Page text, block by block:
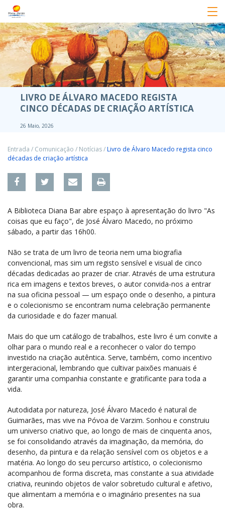
LIVRO DE ÁLVARO MACEDO REGISTA
CINCO DÉCADAS DE CRIAÇÃO ARTÍSTICA
26 Maio, 2026
Entrada / Comunicação / Notícias/Livro de Álvaro Macedo regista cinco
décadas de criação artística
A Biblioteca Diana Bar abre espaço à apresentação do livro "As
coisas que eu faço", de José Álvaro Macedo, no próximo
sábado, a partir das 16h00.
Não se trata de um livro de teoria nem uma biografia
convencional, mas sim um registo sensível e visual de cinco
décadas dedicadas ao prazer de criar. Através de uma estrutura
rica em imagens e textos breves, o autor convida-nos a entrar
na sua oficina pessoal — um espaço onde o desenho, a pintura
e o colecionismo se encontram numa celebração permanente
da curiosidade e do fazer manual.
Mais do que um catálogo de trabalhos, este livro é um convite a
olhar para o mundo real e a reconhecer o valor do tempo
investido na criação autêntica. Serve, também, como incentivo
intergeracional, lembrando que cultivar paixões manuais é
garantir uma companhia constante e gratificante para toda a
vida.
Autodidata por natureza, José Álvaro Macedo é natural de
Guimarães, mas vive na Póvoa de Varzim. Sonhou e construiu
um universo criativo que, ao longo de mais de cinquenta anos,
se foi consolidando através da imaginação, da memória, do
desenho, da pintura e da relação sensível com os objetos e a
matéria. Ao longo do seu percurso artístico, o colecionismo
acompanhou de forma discreta, mas constante a sua atividade
criativa, reunindo objetos de valor sobretudo cultural e afetivo,
que alimentam a memória e o imaginário presentes na sua
obra.